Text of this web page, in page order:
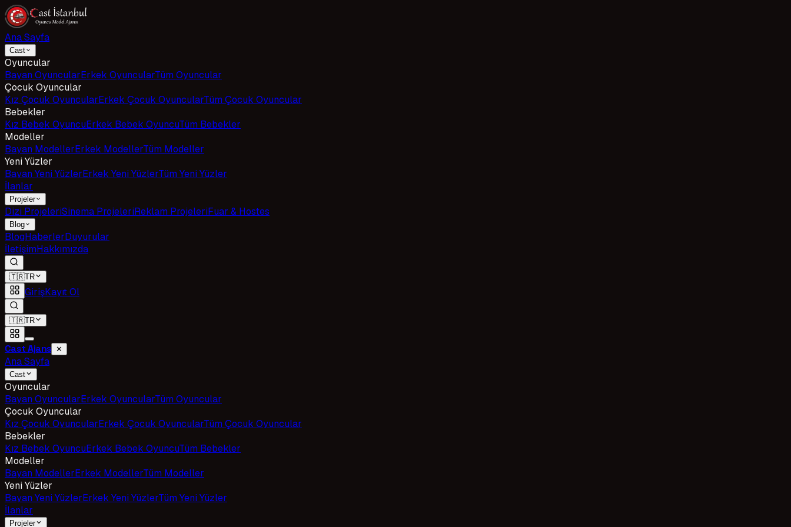
Ana Sayfa
Cast
Oyuncular
Bayan OyuncularErkek OyuncularTüm Oyuncular
Çocuk Oyuncular
Kız Çocuk OyuncularErkek Çocuk OyuncularTüm Çocuk Oyuncular
Bebekler
Kız Bebek OyuncuErkek Bebek OyuncuTüm Bebekler
Modeller
Bayan ModellerErkek ModellerTüm Modeller
Yeni Yüzler
Bayan Yeni YüzlerErkek Yeni YüzlerTüm Yeni Yüzler
İlanlar
Projeler
Dizi ProjeleriSinema ProjeleriReklam ProjeleriFuar & Hostes
Blog
BlogHaberlerDuyurular
İletişimHakkımızda
🇹🇷TR
GirişKayıt Ol
🇹🇷TR
Cast Ajans ✕
Ana Sayfa
Cast
Oyuncular
Bayan OyuncularErkek OyuncularTüm Oyuncular
Çocuk Oyuncular
Kız Çocuk OyuncularErkek Çocuk OyuncularTüm Çocuk Oyuncular
Bebekler
Kız Bebek OyuncuErkek Bebek OyuncuTüm Bebekler
Modeller
Bayan ModellerErkek ModellerTüm Modeller
Yeni Yüzler
Bayan Yeni YüzlerErkek Yeni YüzlerTüm Yeni Yüzler
İlanlar
Projeler